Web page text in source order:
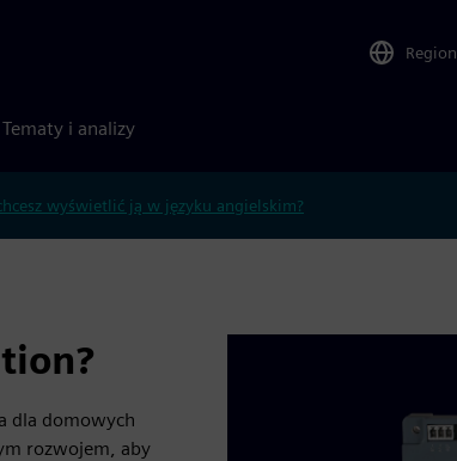
Region
Tematy i analizy
wyświetlić ją w języku angielskim?
dla domowych
rozwojem, aby